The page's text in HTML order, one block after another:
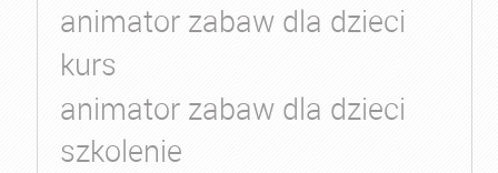
animator zabaw dla dzieci
kurs
animator zabaw dla dzieci
szkolenie